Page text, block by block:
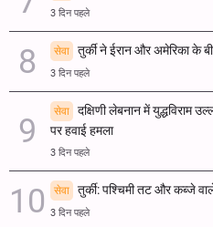
3 दिन पहले
सेवा तुर्की ने ईरान और अमेरिका के
3 दिन पहले
सेवा
दक्षिणी लेबनान में युद्धविराम
पर हवाई हमला
3 दिन पहले
सेवा तुर्की: पश्चिमी तट और कब्जे
3 दिन पहले